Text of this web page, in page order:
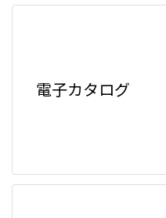
電子カタログ